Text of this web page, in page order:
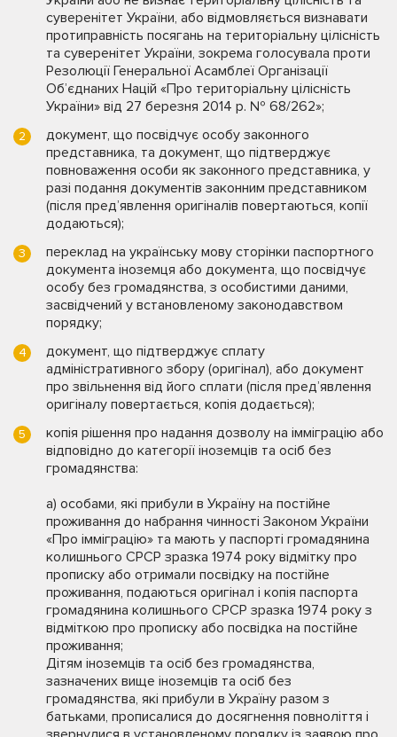
суверенітет України, або відмовляється визнавати
протиправність посягань на територіальну цілісність
та суверенітет України, зокрема голосувала проти
Резолюції Генеральної Асамблеї Організації
Об’єднаних Націй «Про територіальну цілісність
України» від 27 березня 2014 р. № 68/262»;
документ, що посвідчує особу законного
представника, та документ, що підтверджує
повноваження особи як законного представника, у
разі подання документів законним представником
(після пред’явлення оригіналів повертаються, копії
додаються);
переклад на українську мову сторінки паспортного
документа іноземця або документа, що посвідчує
особу без громадянства, з особистими даними,
засвідчений у встановленому законодавством
порядку;
документ, що підтверджує сплату
адміністративного збору (оригінал), або документ
про звільнення від його сплати (після пред’явлення
оригіналу повертається, копія додається);
копія рішення про надання дозволу на імміграцію або
відповідно до категорії іноземців та осіб без
громадянства:
а) особами, які прибули в Україну на постійне
проживання до набрання чинності Законом України
«Про імміграцію» та мають у паспорті громадянина
колишнього СРСР зразка 1974 року відмітку про
прописку або отримали посвідку на постійне
проживання, подаються оригінал і копія паспорта
громадянина колишнього СРСР зразка 1974 року з
відміткою про прописку або посвідка на постійне
проживання;
Дітям іноземців та осіб без громадянства,
зазначених вище іноземців та осіб без
громадянства, які прибули в Україну разом з
батьками, прописалися до досягнення повноліття і